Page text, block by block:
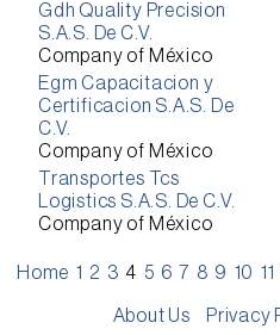
Gdh Quality Precision
S.A.S. De C.V.
Company of México
Egm Capacitacion y
Certificacion S.A.S. De
C.V.
Company of México
Transportes Tcs
Logistics S.A.S. De C.V.
Company of México
Home 1 2 3 4 5 6 7 8 9 10 11
About Us Privacy